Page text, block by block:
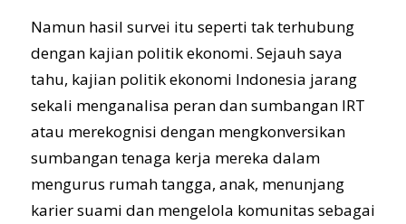
Namun hasil survei itu seperti tak terhubung
dengan kajian politik ekonomi. Sejauh saya
tahu, kajian politik ekonomi Indonesia jarang
sekali menganalisa peran dan sumbangan IRT
atau merekognisi dengan mengkonversikan
sumbangan tenaga kerja mereka dalam
mengurus rumah tangga, anak, menunjang
karier suami dan mengelola komunitas sebagai